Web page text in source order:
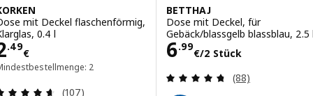
mit Deckel flaschenförmig,
0.4 l
.49
€ 2.49€
2
Bewertungen: 4.6 von 5 Sternen. Bewertungen
(107)
BETTHAJ
Dose mit Deckel, für
Gebäck/blassgelb blassblau, 2.5
6.99
€/2 Stück
Preis 6.99€/2
Bewertungen:
(88)